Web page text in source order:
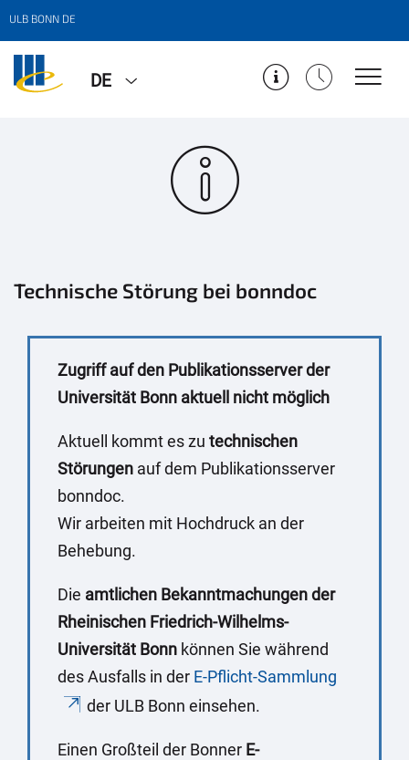
ULB BONN DE
DE
Technische Störung bei bonndoc
Zugriff auf den Publikationsserver der
Universität Bonn aktuell nicht möglich
Aktuell kommt es zu technischen
Störungen auf dem Publikationsserver
bonndoc.
Wir arbeiten mit Hochdruck an der
Behebung.
Die amtlichen Bekanntmachungen der
Rheinischen Friedrich-Wilhelms-
Universität Bonn können Sie während
des Ausfalls in der E-Pflicht-Sammlung
der ULB Bonn einsehen.
Einen Großteil der Bonner E-